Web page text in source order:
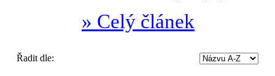
» Celý článek
Řadit dle: